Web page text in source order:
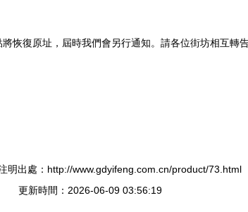
恢復原址，屆時我們會另行通知。請各位街坊相互轉
明出處：http://www.gdyifeng.com.cn/product/73.html
更新時間：2026-06-09 03:56:19